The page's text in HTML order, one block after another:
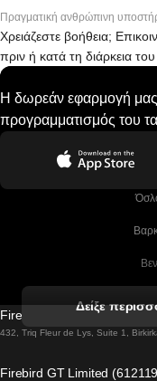
Πραγματική ανθρώπινη
Χρειάζεστε βοήθεια;
πριν ή κατά τη διάρκεια του
Η δωρεάν εφαρμογή μας
προγραμματισμός του
Δείξε
Firebird GT Limited (OC
432, Triq Fleur de Lys, Suite 1,
Firebird GT Limited